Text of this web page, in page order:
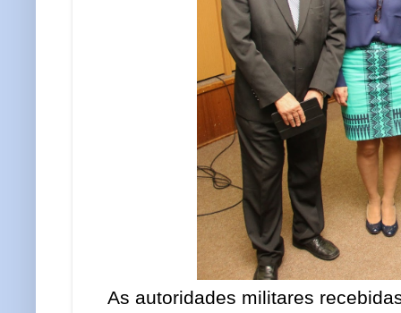
As autoridades militares